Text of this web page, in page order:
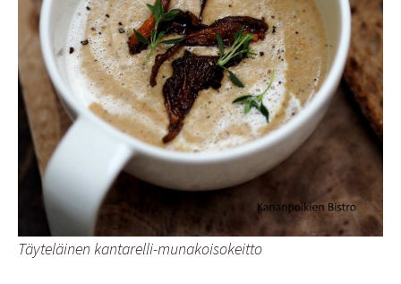
Täyteläinen kantarelli-munakoisokeitto